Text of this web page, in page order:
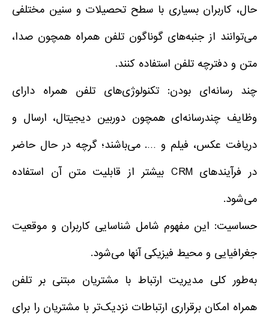
حال، کاربران بسیاری با سطح تحصیلات و سنین مختلفی
می‌توانند از جنبه‌های گوناگون تلفن همراه همچون صدا،
متن و دفترچه تلفن استفاده کنند.
چند رسانه‌ای بودن: تکنولوژی‌های تلفن همراه دارای
وظایف چندرسانه‌ای همچون دوربین دیجیتال، ارسال و
دریافت عکس، فیلم و …. می‌باشند؛ گرچه در حال حاضر
در فرآیندهای CRM بیشتر از قابلیت متن آن استفاده
می‌شود.
حساسیت: این مفهوم شامل شناسایی کاربران و موقعیت
جغرافیایی و محیط فیزیکی آنها می‌شود.
به‌طور کلی مدیریت ارتباط با مشتریان مبتنی بر تلفن
همراه امکان برقراری ارتباطات نزدیک‌تر با مشتریان را برای